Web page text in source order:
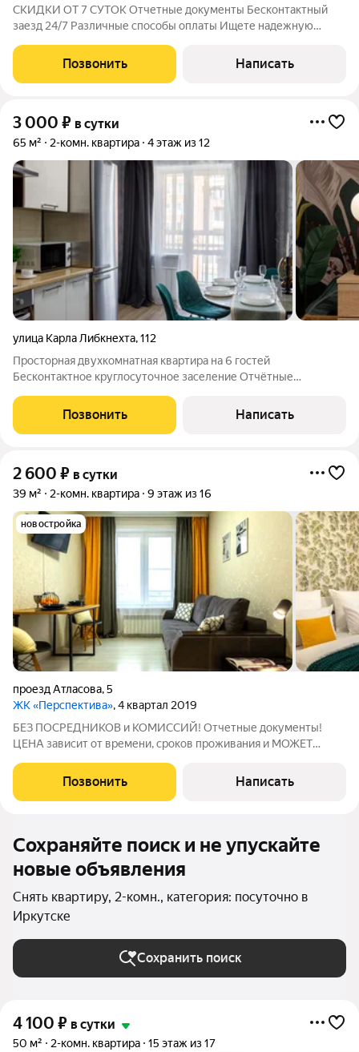
СКИДКИ ОТ 7 СУТОК Отчетные документы Бесконтактный
заезд 24/7 Различные способы оплаты Ищете надежную
Иркутске? Вы ее нашли! Мы верим, что комфорт складывается
из мелочей: спокойной атмосферы,
Позвонить Написать
3 000 ₽ в сутки
65 м² 2-комн. квартира 4 этаж из 12
улица Карла Либкнехта,112
Просторная двухкомнатная квартира на 6 гостей
Бесконтактное круглосуточное заселение Отчётные
Лучшее сooтношeние ЦЕНА/КOМФOРT в Иркутcке с ceтью
квapтиp аренды «9 Ночей»! Просторная
Позвонить Написать
2 600 ₽ в сутки
39 м² 2-комн. квартира 9 этаж из 16
новостройка
проезд Атласова,5
ЖК «Перспектива», 4 квартал 2019
БЕЗ ПОСРЕДНИКОВ и КОМИССИЙ! Отчетные документы!
ЦЕНА зависит от времени, сроков проживания и МОЖЕТ
МЕНЕДЖЕРА! Уютные, комфортные, НОВЫЕ двухкомнатные
апартаменты на 9 этаже ждут своих гостей в ЖК
Позвонить Написать
Сохраняйте поиск и не упускайте
новые объявления
Снять квартиру, 2-комн., категория: посуточно в
Иркутске
Сохранить поиск
4 100 ₽ в сутки
50 м² 2-комн. квартира 15 этаж из 17